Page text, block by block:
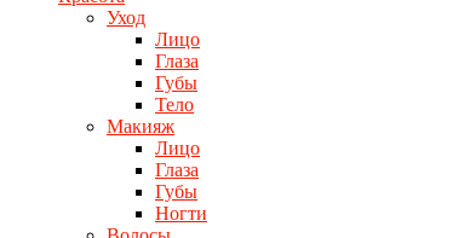
Уход
Лицо
Глаза
Губы
Тело
Макияж
Лицо
Глаза
Губы
Ногти